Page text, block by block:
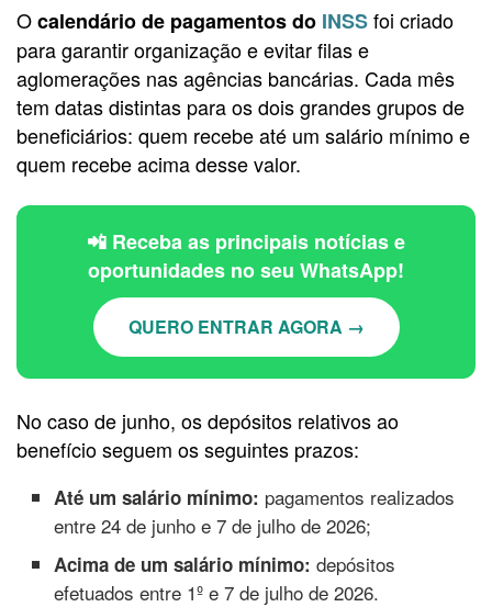
Ocalendário de pagamentos do INSSfoi criado
para garantir organização e evitar filas e
aglomerações nas agências bancárias. Cada mês
tem datas distintas para os dois grandes grupos de
beneficiários: quem recebe até um salário mínimo e
quem recebe acima desse valor.
📲 Receba as principais notícias e
oportunidades no seu WhatsApp!
QUERO ENTRAR AGORA →
No caso de junho, os depósitos relativos ao
benefício seguem os seguintes prazos:
Até um salário mínimo: pagamentos realizados
entre 24 de junho e 7 de julho de 2026;
Acima de um salário mínimo: depósitos
efetuados entre 1º e 7 de julho de 2026.